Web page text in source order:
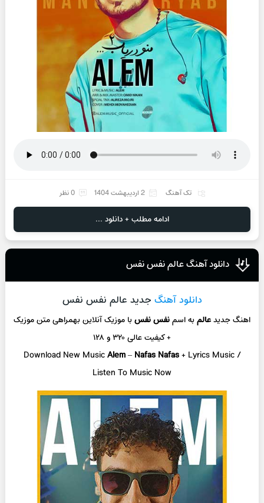
تک آهنگ 2 اردیبهشت 1404 0 نظر
ادامه مطلب + دانلود ...
دانلود آهنگ عالم نفس نفس
دانلود آهنگ جدید عالم نفس نفس
اهنگ جدیدعالمبه اسمنفس نفسبا موزیک آنلاینبهمراهی متن موزیک
+ کیفیت عالی ۳۲۰ و ۱۲۸
Download New MusicAlem–Nafas Nafas+ Lyrics Music /
Listen To Music Now